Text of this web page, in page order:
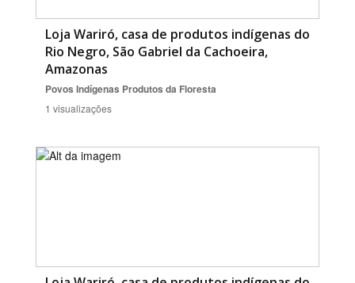
Loja Wariró, casa de produtos indígenas do
Rio Negro, São Gabriel da Cachoeira,
Amazonas
Povos Indígenas Produtos da Floresta
1 visualizações